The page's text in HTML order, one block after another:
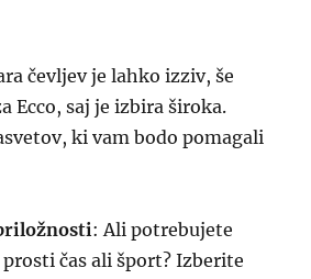
čevljev je lahko izziv, še
Ecco, saj je izbira široka.
ki vam bodo pomagali
: Ali potrebujete
prosti čas ali šport? Izberite